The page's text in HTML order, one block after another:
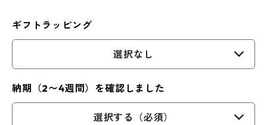
ギフトラッピング
選択なし
納期（2〜4週間）を確認しました
選択する（必須）